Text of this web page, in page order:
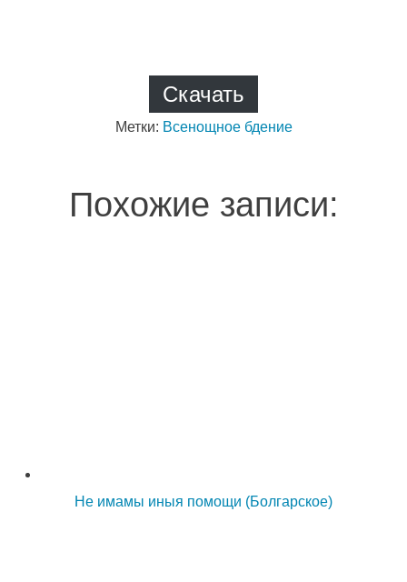
Скачать
Метки: Всенощное бдение
Похожие записи:
Не имамы иныя помощи (Болгарское)